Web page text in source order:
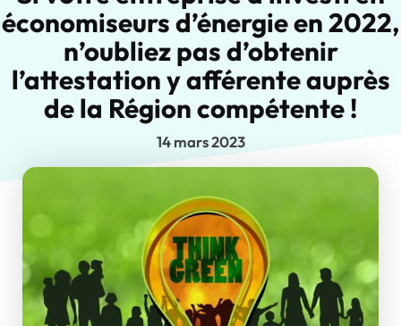
économiseurs d’énergie en 2022,
n’oubliez pas d’obtenir
l’attestation y afférente auprès
de la Région compétente !
14 mars 2023